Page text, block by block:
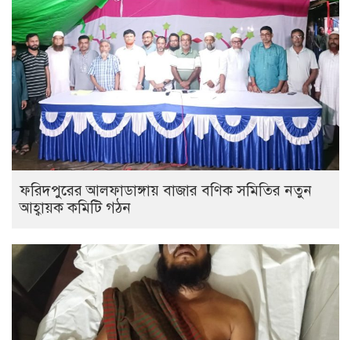
ফরিদপুরের আলফাডাঙ্গায় বাজার বণিক সমিতির নতুন
আহ্বায়ক কমিটি গঠন